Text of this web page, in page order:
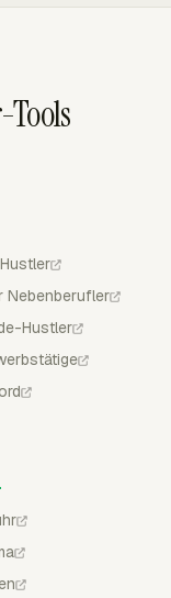
Nebenberufler
Hustler